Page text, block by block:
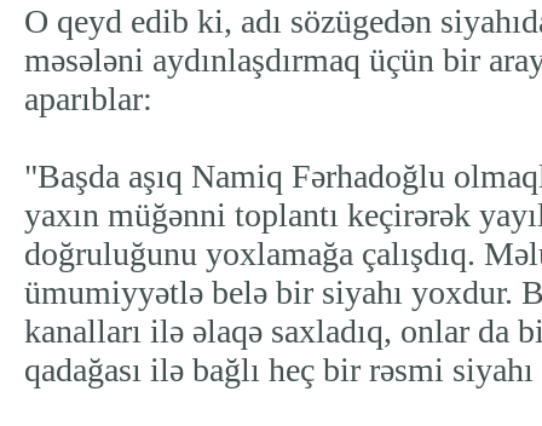
O qeyd edib ki, adı sözügedən
məsələni aydınlaşdırmaq üçün bir
aparıblar:
"Başda aşıq Namiq Fərhadoğlu
yaxın müğənni toplantı keçirərək
doğruluğunu yoxlamağa çalışdıq.
ümumiyyətlə belə bir siyahı yoxdur.
kanalları ilə əlaqə saxladıq, onlar da
qadağası ilə bağlı heç bir rəsmi